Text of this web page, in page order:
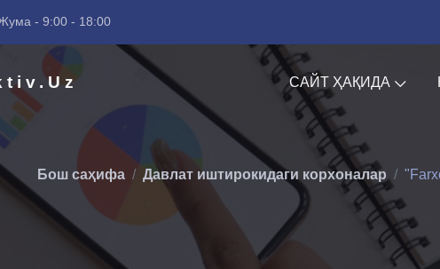
- 9:00 - 18:00
САЙТ ҲАҚИДА
Бош саҳифа Давлат иштирокидаги корхоналар